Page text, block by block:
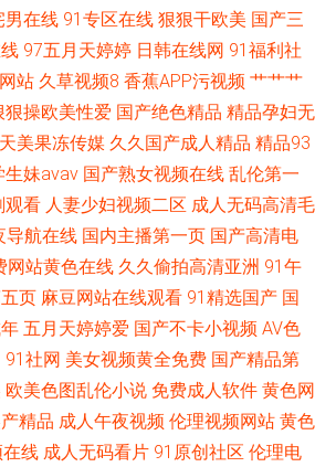
男在线 91专区在线 狠狠干欧美 国产三
97五月天婷婷 日韩在线网 91福利社
站 久草视频8 香蕉APP污视频 艹艹艹
狠操欧美性爱 国产绝色精品 精品孕妇无
天美果冻传媒 久久国产成人精品 精品93
生妹avav 国产熟女视频在线 乱伦第一
观看 人妻少妇视频二区 成人无码高清毛
导航在线 国内主播第一页 国产高清电
网站黄色在线 久久偷拍高清亚洲 91午
页 麻豆网站在线观看 91精选国产 国
五月天婷婷爱 国产不卡小视频 AV色
91社网 美女视频黄全免费 国产精品第
欧美色图乱伦小说 免费成人软件 黄色网
精品 成人午夜视频 伦理视频网站 黄色
线 成人无码看片 91原创社区 伦理电